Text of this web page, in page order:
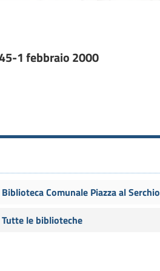
1 febbraio 2000
Biblioteca Comunale Piazza al Serchio
Tutte le biblioteche